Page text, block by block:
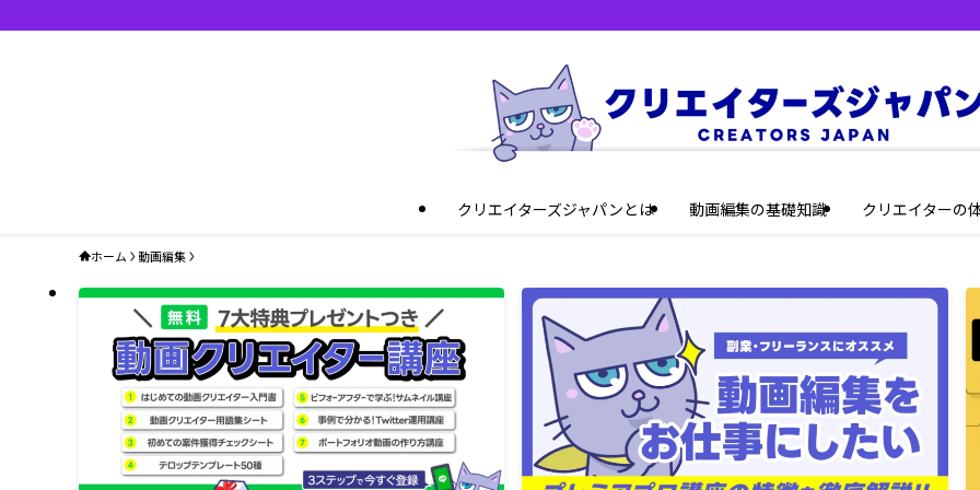
クリエイターズジャパンとは 動画編集の基礎知識 クリエイターの
ホーム 動画編集